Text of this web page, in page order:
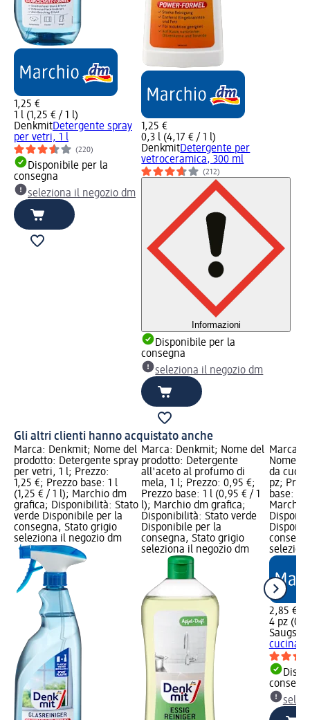
1,25 €
1 l (1,25 € / 1 l)
DenkmitDetergente spray
per vetri, 1 l
(220)
Disponibile per la
consegna
seleziona il negozio dm
1,25 €
0,3 l (4,17 € / 1 l)
DenkmitDetergente per
vetroceramica, 300 ml
(212)
Informazioni
Disponibile per la
consegna
seleziona il negozio dm
Gli altri clienti hanno acquistato anche
Marca: Denkmit; Nome del
prodotto: Detergente spray
per vetri, 1 l; Prezzo:
1,25 €; Prezzo base: 1 l
(1,25 € / 1 l); Marchio dm
grafica; Disponibilità: Stato
verde Disponibile per la
consegna, Stato grigio
seleziona il negozio dm
Marca: Denkmit; Nome del
prodotto: Detergente
all'aceto al profumo di
mela, 1 l; Prezzo: 0,95 €;
Prezzo base: 1 l (0,95 € / 1
l); Marchio dm grafica;
Disponibilità: Stato verde
Disponibile per la
consegna, Stato grigio
seleziona il negozio dm
Marca:
Nome
da
pz;
base: 4
Marchio
2,85 €
4 pz
cucina